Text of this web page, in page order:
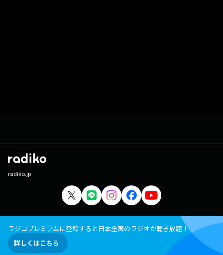
radiko.jp
ラジコプレミアムに登録すると日本全国のラジオが聴き放題！
詳しくはこちら